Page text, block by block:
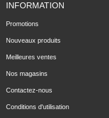
INFORMATION
Promotions
Nouveaux produits
Meilleures ventes
Nos magasins
Contactez-nous
Conditions d'utilisation